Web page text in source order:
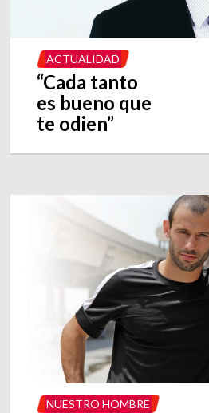
ACTUALIDAD
“Cada tanto
es bueno que
te odien”
NUESTRO HOMBRE